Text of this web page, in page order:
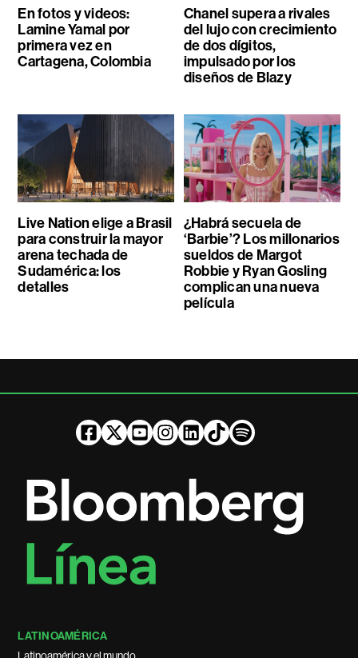
En fotos y videos:
Lamine Yamal por
primera vez en
Cartagena, Colombia
Chanel supera a rivales
del lujo con crecimiento
de dos dígitos,
impulsado por los
diseños de Blazy
Live Nation elige a Brasil
para construir la mayor
arena techada de
Sudamérica: los
detalles
¿Habrá secuela de
‘Barbie’? Los millonarios
sueldos de Margot
Robbie y Ryan Gosling
complican una nueva
película
LATINOAMÉRICA
Latinoamérica y el mundo